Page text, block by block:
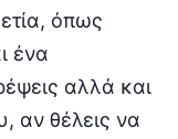
όπως
ένα
αλλά και
αν θέλεις να